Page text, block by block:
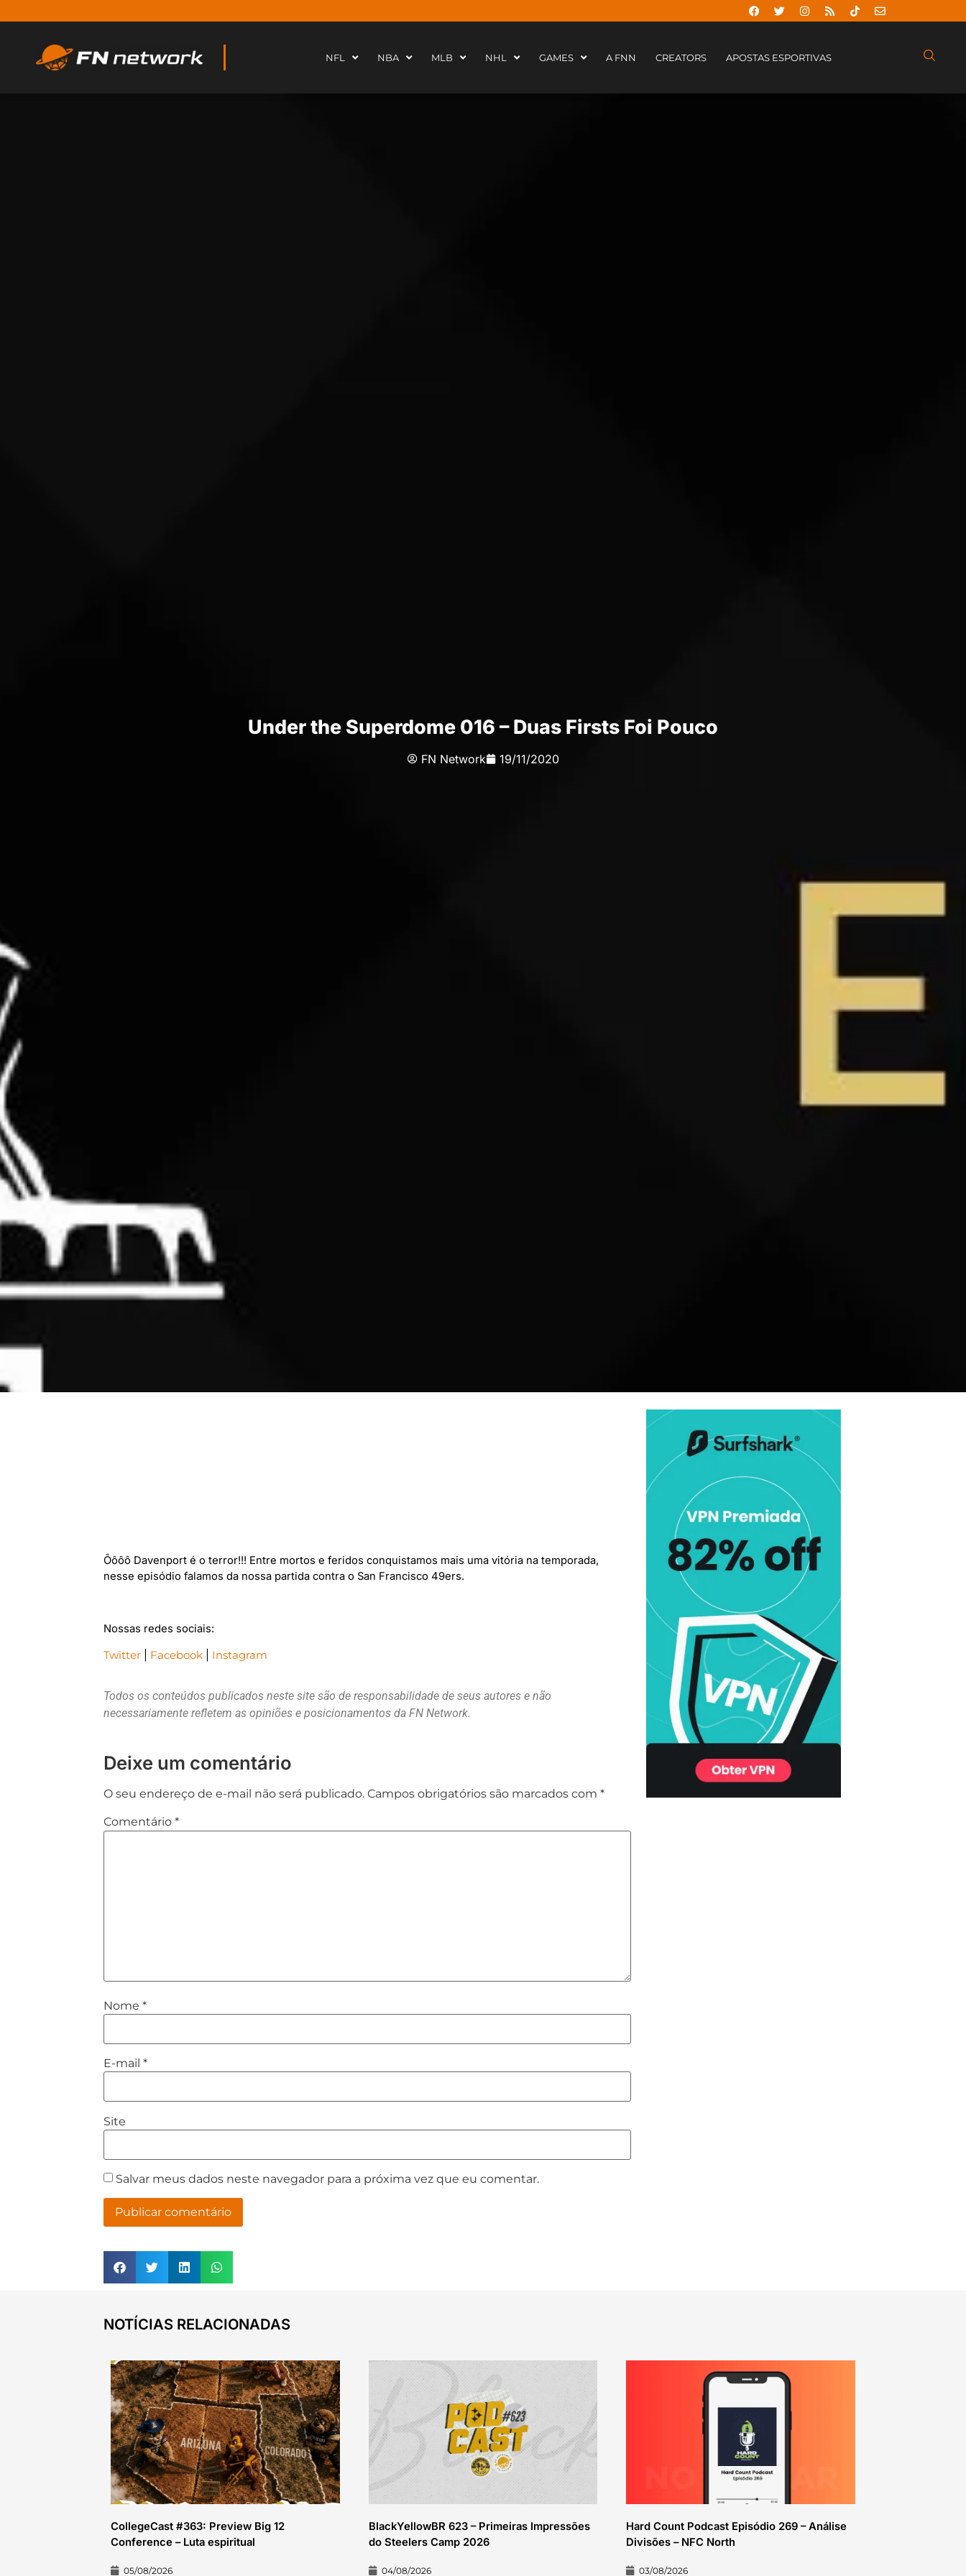
NFL NBA MLB NHL GAMES A FNN CREATORS APOSTAS ESPORTIVAS
Under the Superdome 016 – Duas Firsts Foi Pouco
FN Network 19/11/2020
Ôôôô Davenport é o terror!!! Entre mortos e feridos conquistamos mais uma vitória na temporada,
nesse episódio falamos da nossa partida contra o San Francisco 49ers.
Nossas redes sociais:
Twitter Facebook Instagram
Todos os conteúdos publicados neste site são de responsabilidade de seus autores e não
necessariamente refletem as opiniões e posicionamentos da FN Network.
Deixe um comentário
O seu endereço de e-mail não será publicado. Campos obrigatórios são marcados com*
Comentário*
Nome*
E-mail*
Site
Salvar meus dados neste navegador para a próxima vez que eu comentar.
NOTÍCIAS RELACIONADAS
CollegeCast #363: Preview Big 12
Conference – Luta espiritual
05/08/2026
BlackYellowBR 623 – Primeiras Impressões
do Steelers Camp 2026
04/08/2026
Hard Count Podcast Episódio 269 – Análise
Divisões – NFC North
03/08/2026